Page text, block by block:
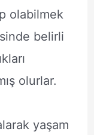
olabilmek
belirli
olurlar.
yaşam